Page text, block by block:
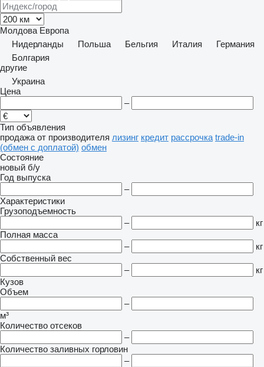
Молдова Европа
Нидерланды
Польша Бельгия Италия
Германия
Болгария
другие
Украина
Цена
–
Тип объявления
продажа от производителя лизинг кредит рассрочка trade-in
(обмен с доплатой) обмен
Состояние
новый б/у
Год выпуска
–
Характеристики
Грузоподъемность
–
кг
Полная масса
–
кг
Собственный вес
–
кг
Кузов
Объем
–
м³
Количество отсеков
–
Количество заливных горловин
–